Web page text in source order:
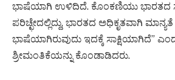
ಭಾಷೆಯಾಗಿ ಉಳಿದಿದೆ. ಕೊಂಕಣಿಯು ಭಾರತದ
ಪರಿಚ್ಛೇದಲ್ಲಿದ್ದು, ಭಾರತದ ಅಧಿಕೃತವಾಗಿ
ಭಾಷೆಯಾಗಿರುವುದು ಇದಕ್ಕೆ ಸಾಕ್ಷಿಯಾಗಿದೆ”
ಶ್ರೀಮಂತಿಕೆಯನ್ನು ಕೊಂಡಾಡಿದರು.